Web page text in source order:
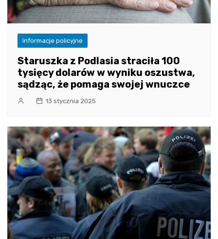
Informacje policyjne
Staruszka z Podlasia straciła 100
tysięcy dolarów w wyniku oszustwa,
sądząc, że pomaga swojej wnuczce
13 stycznia 2025